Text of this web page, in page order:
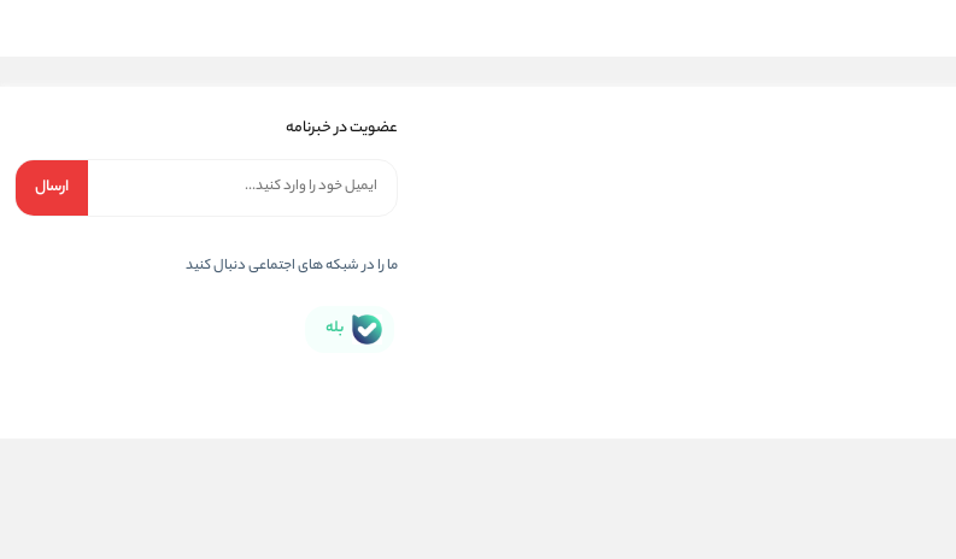
عضویت در خبرنامه
ارسال
ما را در شبکه های اجتماعی دنبال کنید
بله